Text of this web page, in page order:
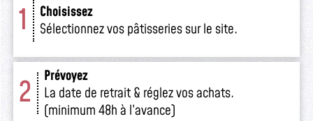
1
Choisissez
Sélectionnez vos pâtisseries sur le site.
2
Prévoyez
La date de retrait & réglez vos achats.
(minimum 48h à l’avance)